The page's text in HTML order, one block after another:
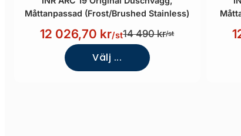
Måttanpassad (Frost/Brushed Stainless)
12 026,70 kr/st14 490 kr/st
Välj ...